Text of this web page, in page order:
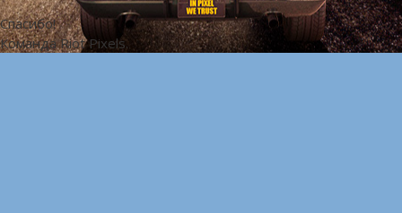
Спасибо!
Команда Riot Pixels.